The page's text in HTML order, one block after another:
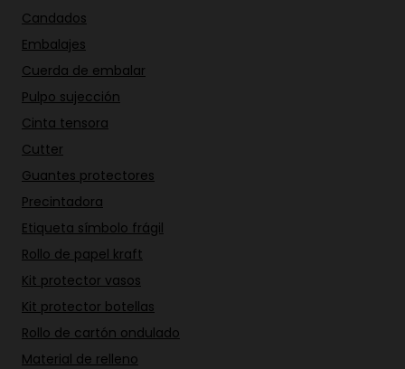
Candados
Embalajes
Cuerda de embalar
Pulpo sujección
Cinta tensora
Cutter
Guantes protectores
Precintadora
Etiqueta símbolo frágil
Rollo de papel kraft
Kit protector vasos
Kit protector botellas
Rollo de cartón ondulado
Material de relleno